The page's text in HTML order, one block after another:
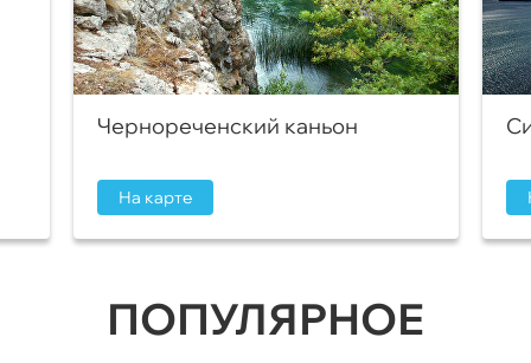
Чернореченский каньон
На карте
ПОПУЛЯРНОЕ